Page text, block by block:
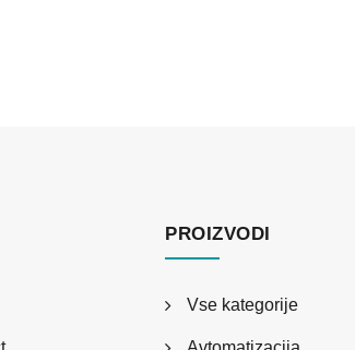
PROIZVODI
Vse kategorije